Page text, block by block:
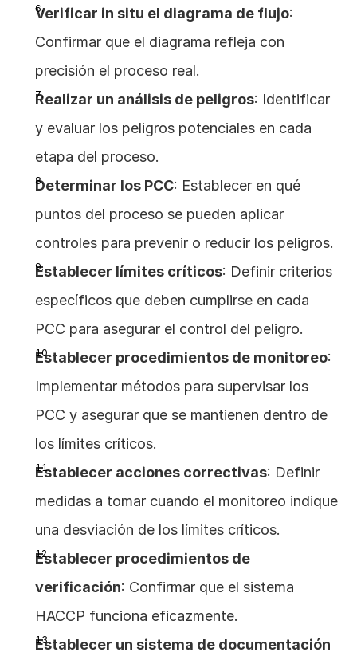
Verificar in situ el diagrama de flujo:
Confirmar que el diagrama refleja con
precisión el proceso real.
Realizar un análisis de peligros: Identificar
y evaluar los peligros potenciales en cada
etapa del proceso.
Determinar los PCC: Establecer en qué
puntos del proceso se pueden aplicar
controles para prevenir o reducir los peligros.
Establecer límites críticos: Definir criterios
específicos que deben cumplirse en cada
PCC para asegurar el control del peligro.
Establecer procedimientos de monitoreo:
Implementar métodos para supervisar los
PCC y asegurar que se mantienen dentro de
los límites críticos.
Establecer acciones correctivas: Definir
medidas a tomar cuando el monitoreo indique
una desviación de los límites críticos.
Establecer procedimientos de
verificación: Confirmar que el sistema
HACCP funciona eficazmente.
Establecer un sistema de documentación